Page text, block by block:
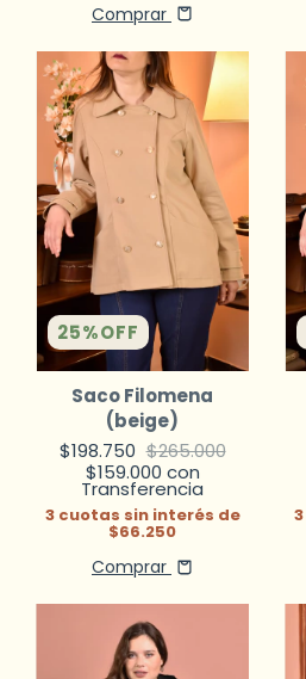
Comprar
25%OFF
Saco Filomena
(beige)
$198.750 $265.000
$159.000 con
Transferencia
3 cuotas sin interés de
$66.250
Comprar
3